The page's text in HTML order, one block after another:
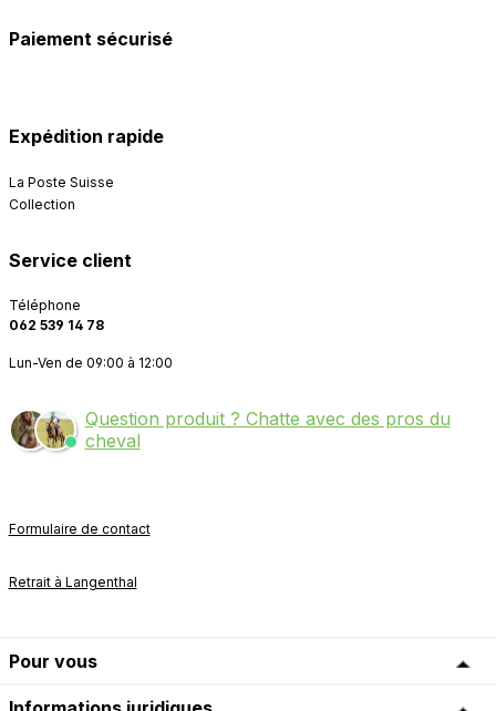
Paiement sécurisé
Expédition rapide
La Poste Suisse
Collection
Service client
Téléphone
062 539 14 78
Lun-Ven de 09:00 à 12:00
Question produit ? Chatte avec des pros du
cheval
Formulaire de contact
Retrait à Langenthal
Pour vous